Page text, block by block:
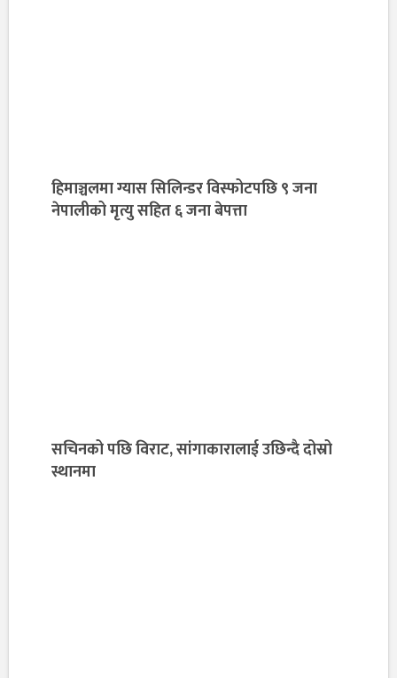
हिमाञ्चलमा ग्यास सिलिन्डर विस्फोटपछि ९ जना
नेपालीको मृत्यु सहित ६ जना बेपत्ता
सचिनको पछि विराट, सांगाकारालाई उछिन्दै दोस्रो
स्थानमा